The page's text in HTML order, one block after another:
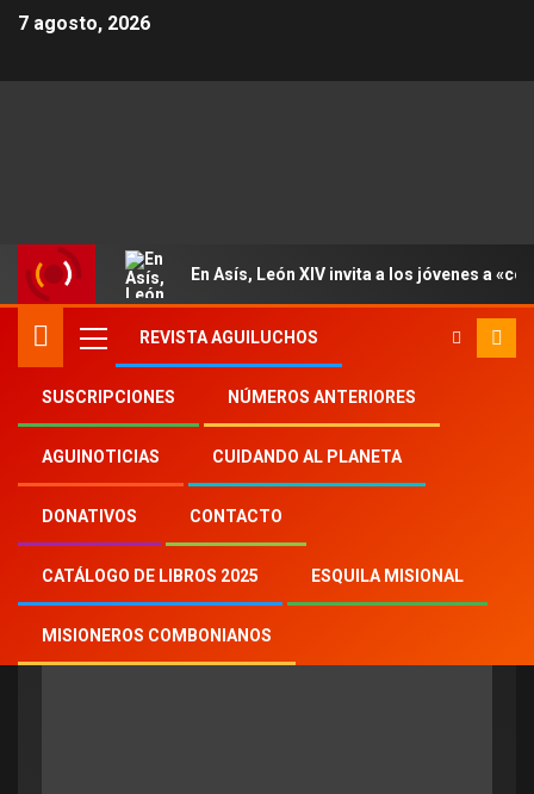
7 agosto, 2026
En Asís, León XIV invita a los jóvenes a
REVISTA AGUILUCHOS
SUSCRIPCIONES NÚMEROS ANTERIORES
AGUINOTICIAS CUIDANDO AL PLANETA
DONATIVOS CONTACTO
CATÁLOGO DE LIBROS 2025 ESQUILA MISIONAL
MISIONEROS COMBONIANOS
Inicio Aguinoticias Timor Oriental
Timor Oriental